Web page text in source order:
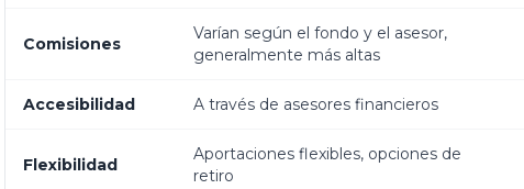
Comisiones
Varían según el fondo y el asesor,
generalmente más altas
Accesibilidad A través de asesores financieros
Flexibilidad
Aportaciones flexibles, opciones de
retiro